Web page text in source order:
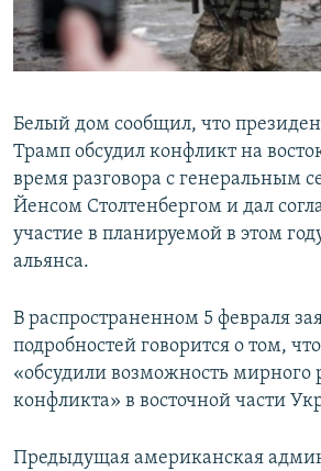
Белый дом сообщил, что
Трамп обсудил конфликт на
время разговора с генеральным
Йенсом Столтенбергом и дал
участие в планируемой в этом
альянса.
В распространенном 5 февраля
подробностей говорится о том,
«обсудили возможность мирного
конфликта» в восточной части
Предыдущая американская